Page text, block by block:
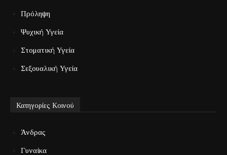
Πρόληψη
Ψυχική Υγεία
Στοματική Υγεία
Σεξουαλική Υγεία
Κατηγορίες Κοινού
Άνδρας
Γυναίκα